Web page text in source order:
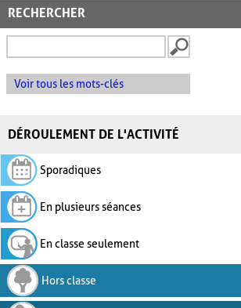
RECHERCHER
Voir tous les mots-clés
DÉROULEMENT DE L'ACTIVITÉ
Sporadiques
En plusieurs séances
En classe seulement
Hors classe